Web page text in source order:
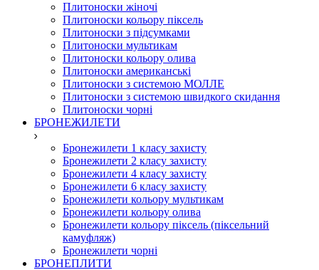
Плитоноски жіночі
Плитоноски кольору піксель
Плитоноски з підсумками
Плитоноски мультикам
Плитоноски кольору олива
Плитоноски американські
Плитоноски з системою МОЛЛЕ
Плитоноски з системою швидкого скидання
Плитоноски чорні
БРОНЕЖИЛЕТИ
Бронежилети 1 класу захисту
Бронежилети 2 класу захисту
Бронежилети 4 класу захисту
Бронежилети 6 класу захисту
Бронежилети кольору мультикам
Бронежилети кольору олива
Бронежилети кольору піксель (піксельний
камуфляж)
Бронежилети чорні
БРОНЕПЛИТИ